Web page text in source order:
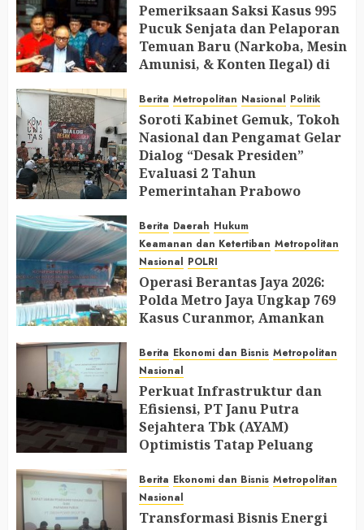
Pemeriksaan Saksi Kasus 995
Pucuk Senjata dan Pelaporan
Temuan Baru (Narkoba, Mesin
Amunisi, & Konten Ilegal) di
AUGUST 6, 2026 0
Berita Metropolitan Nasional Politik
Soroti Kabinet Gemuk, Tokoh
Nasional dan Pengamat Gelar
Dialog “Desak Presiden”
Evaluasi 2 Tahun
Pemerintahan Prabowo
Berita Daerah Hukum
Keamanan dan Ketertiban Metropolitan
Nasional POLRI
Operasi Berantas Jaya 2026:
Polda Metro Jaya Ungkap 769
Kasus Curanmor, Amankan
Senjata Api
JULY 31, 2026
Berita Ekonomi dan Bisnis Metropolitan
Nasional
Perkuat Infrastruktur dan
Efisiensi, PT Janu Putra
Sejahtera Tbk (AYAM)
Optimistis Tatap Peluang
JULY 30, 2026 0
Berita Ekonomi dan Bisnis Metropolitan
Nasional
Transformasi Bisnis Energi